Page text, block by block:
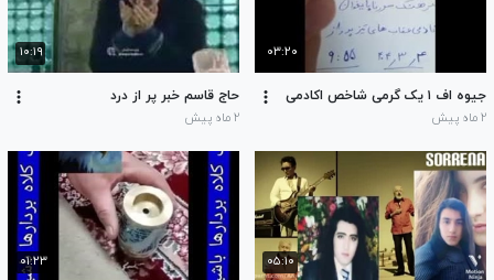
۰۳:۲۰
جیوه اف ۱ یک گرمی شاخص اکادمی
۲ ماه پیش
۱۰:۱۹
حاج قاسم خبر پر از درد
۲ ماه پیش
۰۵:۱۰ ۰۱:۲۳